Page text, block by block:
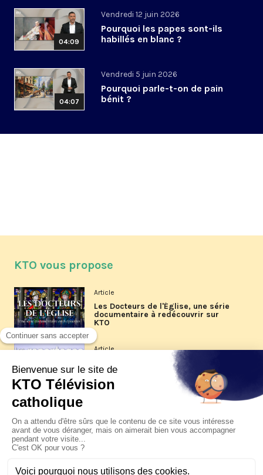
04:09
Vendredi 12 juin 2026
Pourquoi les papes sont-ils
habillés en blanc ?
04:07
Vendredi 5 juin 2026
Pourquoi parle-t-on de pain
bénit ?
KTO vous propose
Article
Les Docteurs de l'Église, une série
documentaire à redécouvrir sur
KTO
Article
Les reportages d'été 2026 de KTO
La visite pastorale du pape Léon
XIV à Assise à suivre sur KTO le
jeudi 6 août
Le pape en Uruguay, Argentine et